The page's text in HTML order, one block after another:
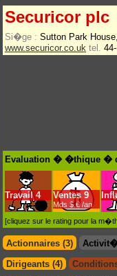
Securicor plc
Si�ge : Sutton Park
www.securicor.co.uk tel.
Evaluation � �thique �
Travail 4 Ventes 9
Mds $.€ /an
[cliquez sur le rating pour la
Actionnaires (3)
Dirigeants (4)